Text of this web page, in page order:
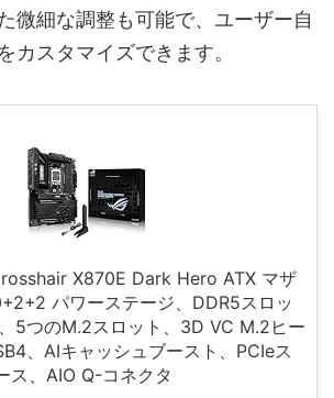
微細な調整も可能で、ユーザー自
カスタマイズできます。
X870E Dark Hero ATX マザ
パワーステージ、DDR5スロッ
5つのM.2スロット、3D VC M.2ヒー
、AIキャッシュブースト、PCIeス
ス、AIO Q-コネクタ